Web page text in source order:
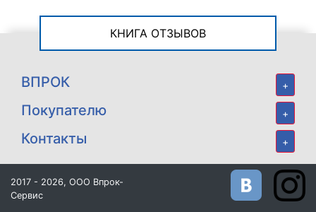
КНИГА ОТЗЫВОВ
ВПРОК +
Покупателю +
Контакты +
2017 - 2026, ООО Впрок-
Сервис